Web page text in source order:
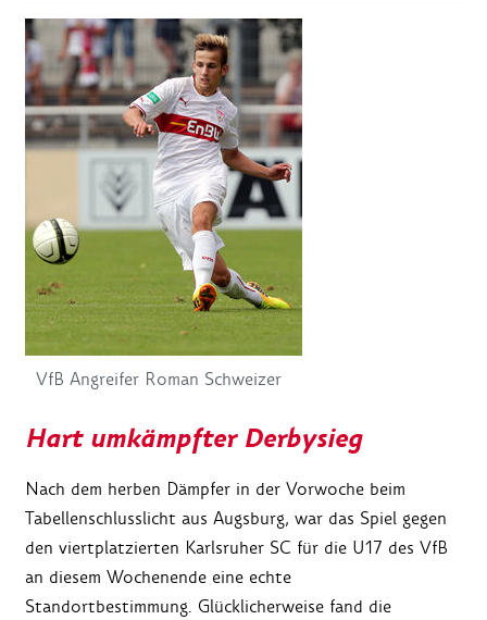
VfB Angreifer Roman Schweizer
Hart umkämpfter Derbysieg
Nach dem herben Dämpfer in der Vorwoche beim
Tabellenschlusslicht aus Augsburg, war das Spiel gegen
den viertplatzierten Karlsruher SC für die U17 des VfB
an diesem Wochenende eine echte
Standortbestimmung. Glücklicherweise fand die